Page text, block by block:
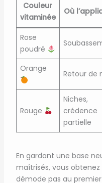
Couleur
vitaminée
Où
Rose
poudré
Orange
Retour de
Rouge
Niches,
crédence
partielle
En gardant une base
maîtrisés, vous
démode pas au